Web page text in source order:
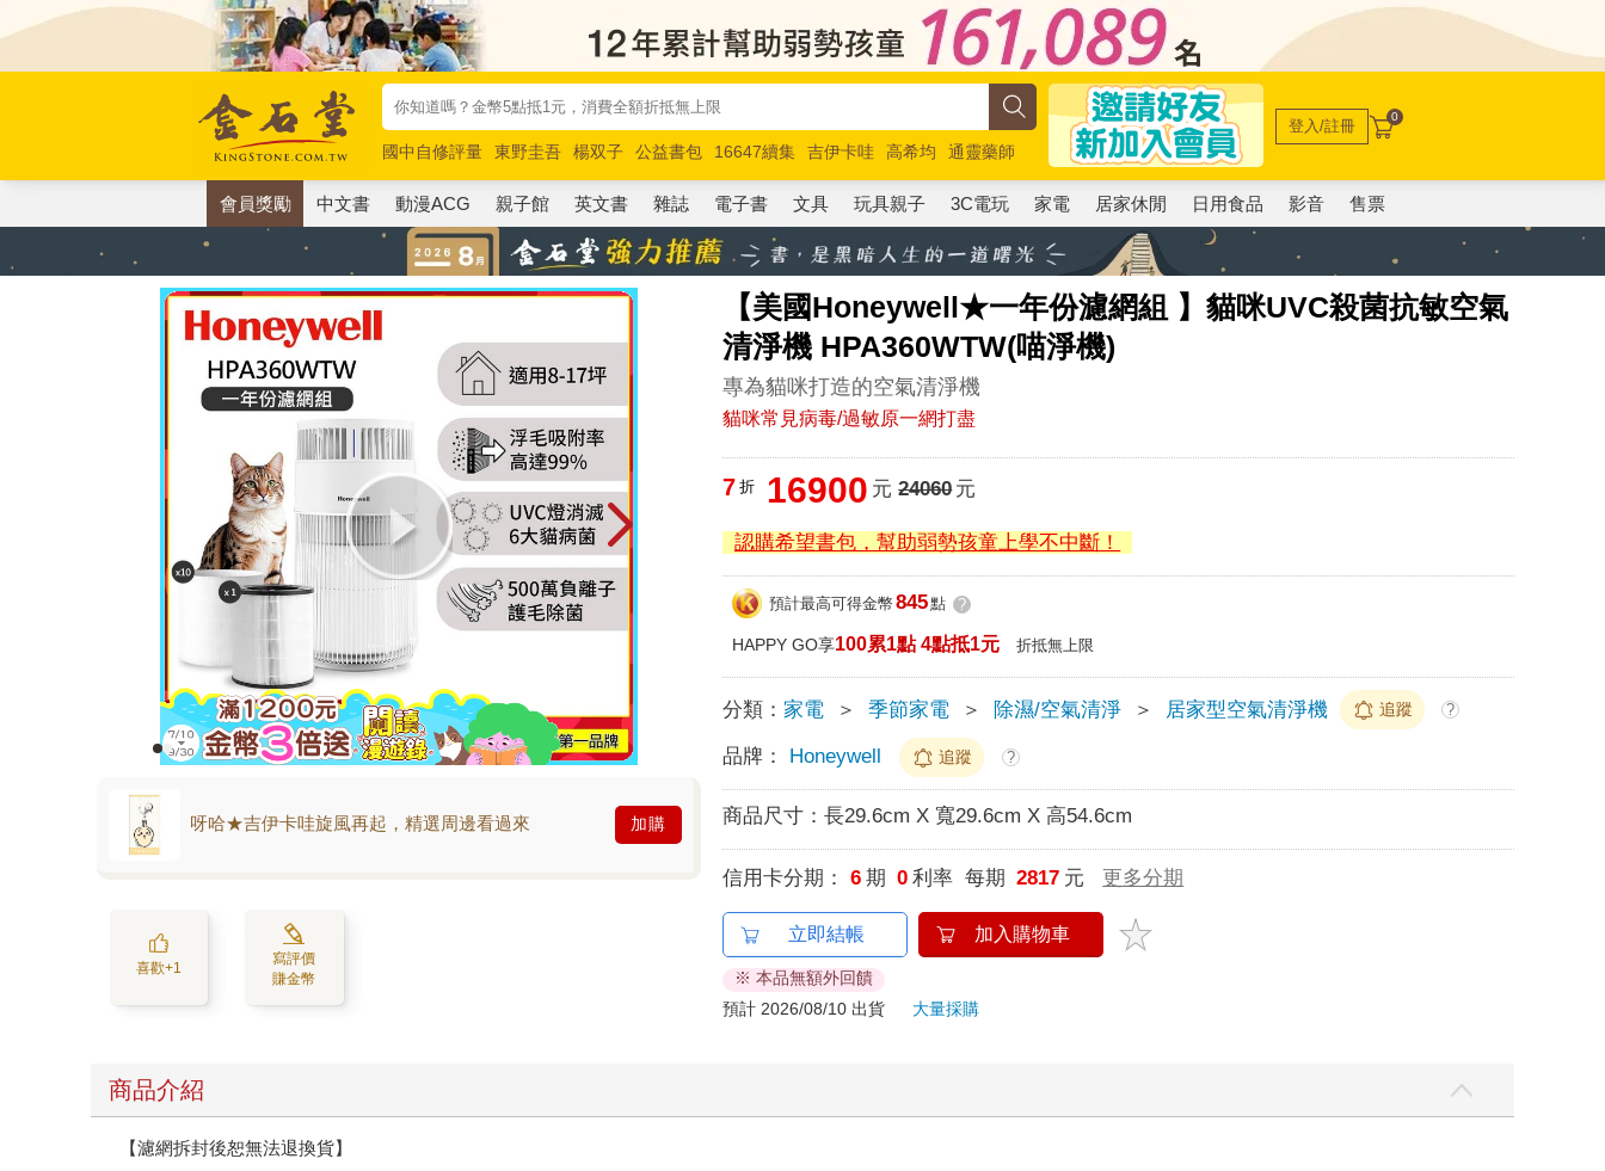
國中自修評量 東野圭吾 楊双子 公益書包 16647續集 吉伊卡哇 高希均
通靈藥師
唯紅花綻放
奧德賽 路邊攤新作 馬斯克 玩具總動員5 超慢跑
登入/註冊 0
會員獎勵 中文書 動漫ACG 親子館 英文書 雜誌 電子書 文具 玩具親子 3C電玩 家電 居家休閒 日用食品 影音 售票
【美國Honeywell★一年份濾網組 】貓咪UVC殺菌抗敏空氣
清淨機 HPA360WTW(喵淨機)
專為貓咪打造的空氣清淨機
貓咪常見病毒/過敏原一網打盡
呀哈★吉伊卡哇旋風再起，精選周邊看過來 加購
喜歡+1
寫評價
賺金幣
7 折 16900 元 24060元
認購希望書包，幫助弱勢孩童上學不中斷！
預計最高可得金幣 845點 ?
HAPPY GO享100累1點 4點抵1元 折抵無上限
分類： 家電 ＞ 季節家電 ＞ 除濕/空氣清淨 ＞ 居家型空氣清淨機 追蹤 ?
品牌： Honeywell 追蹤 ?
商品尺寸：長29.6cm X 寬29.6cm X 高54.6cm
信用卡分期： 6 期 0 利率 每期 2817 元 更多分期
立即結帳 加入購物車
※ 本品無額外回饋
預計 2026/08/10 出貨
大量採購
商品介紹
【濾網拆封後恕無法退換貨】